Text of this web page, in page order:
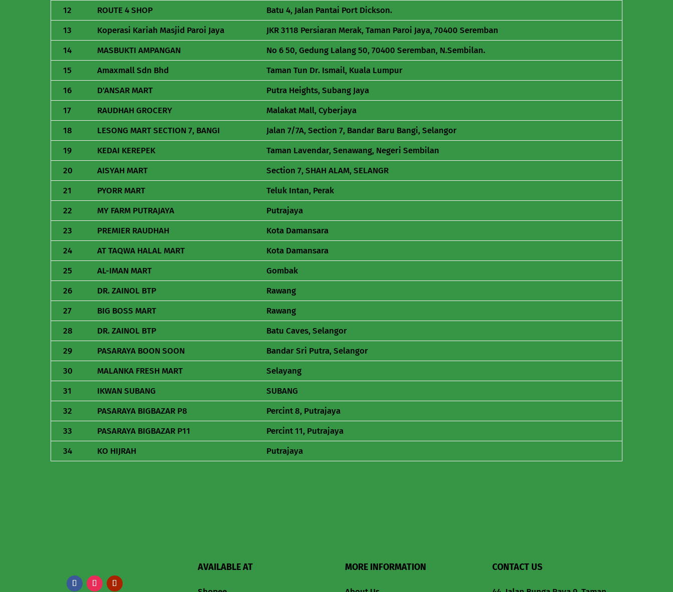
12
ROUTE 4 SHOP
Batu 4, Jalan Pantai Port Dickson.
13
Koperasi Kariah Masjid Paroi Jaya
JKR 3118 Persiaran Merak, Taman Paroi Jaya, 70400 Seremban
14
MASBUKTI AMPANGAN
No 6 50, Gedung Lalang 50, 70400 Seremban, N.Sembilan.
15
Amaxmall Sdn Bhd
Taman Tun Dr. Ismail, Kuala Lumpur
16
D'ANSAR MART
Putra Heights, Subang Jaya
17
RAUDHAH GROCERY
Malakat Mall, Cyberjaya
18
LESONG MART SECTION 7, BANGI
Jalan 7/7A, Section 7, Bandar Baru Bangi, Selangor
19
KEDAI KEREPEK
Taman Lavendar, Senawang, Negeri Sembilan
20
AISYAH MART
Section 7, SHAH ALAM, SELANGR
21
PYORR MART
Teluk Intan, Perak
22
MY FARM PUTRAJAYA
Putrajaya
23
PREMIER RAUDHAH
Kota Damansara
24
AT TAQWA HALAL MART
Kota Damansara
25
AL-IMAN MART
Gombak
26
DR. ZAINOL BTP
Rawang
27
BIG BOSS MART
Rawang
28
DR. ZAINOL BTP
Batu Caves, Selangor
29
PASARAYA BOON SOON
Bandar Sri Putra, Selangor
30
MALANKA FRESH MART
Selayang
31
IKWAN SUBANG
SUBANG
32
PASARAYA BIGBAZAR P8
Percint 8, Putrajaya
33
PASARAYA BIGBAZAR P11
Percint 11, Putrajaya
34
KO HIJRAH Putrajaya
AVAILABLE AT MORE INFORMATION CONTACT US